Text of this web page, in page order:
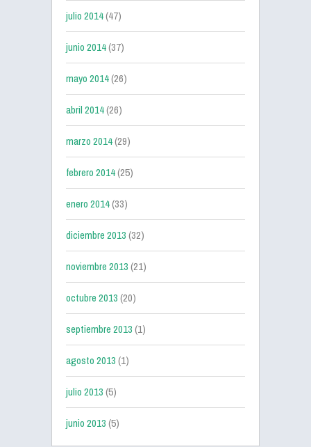
julio 2014(47)
junio 2014(37)
mayo 2014(26)
abril 2014(26)
marzo 2014(29)
febrero 2014(25)
enero 2014(33)
diciembre 2013(32)
noviembre 2013(21)
octubre 2013(20)
septiembre 2013(1)
agosto 2013(1)
julio 2013(5)
junio 2013(5)